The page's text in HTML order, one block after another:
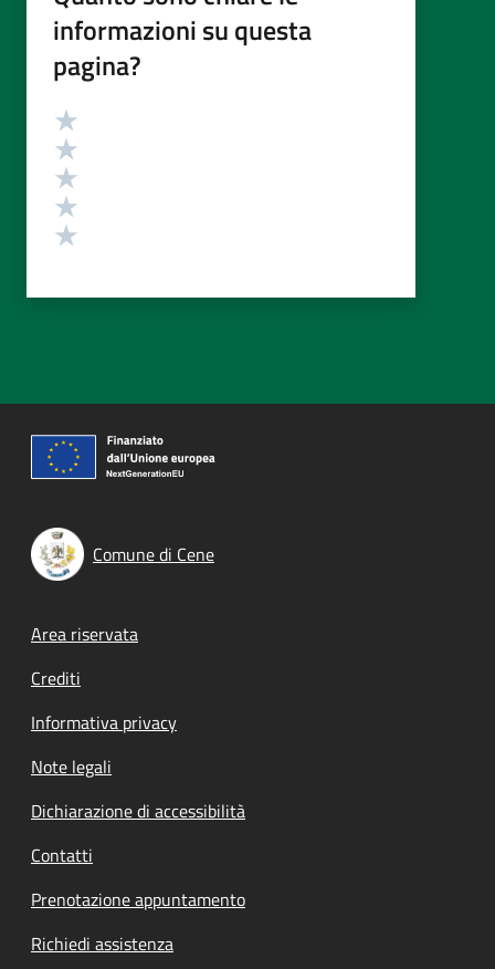
informazioni su questa
pagina?
Valutazione
Comune di Cene
Footer menu
Area riservata
Crediti
Informativa privacy
Note legali
Dichiarazione di accessibilità
Contatti
Prenotazione appuntamento
Richiedi assistenza